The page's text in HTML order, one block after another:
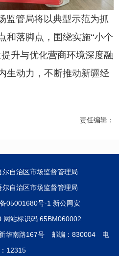
监管局将以典型示范为抓
和落脚点，围绕实施“小个
升与优化营商环境深度融
生动力，不断推动新疆经
责任编辑：
自治区市场监督管理局
自治区市场监督管理局
05001680号-1 新公网安
网站标识码:65BM060002
新华南路167号 邮编：830004 电
12315